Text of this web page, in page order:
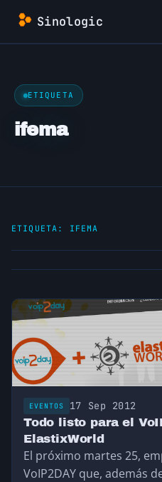
Saltar
contenido
Sinologic
ETIQUETA
ifema
ETIQUETA: IFEMA
EVENTOS 17 Sep 2012
Todo listo para el
ElastixWorld
El próximo martes 25,
VoIP2DAY que, además